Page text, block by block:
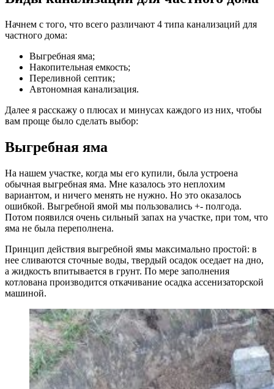
Начнем с того, что всего различают 4 типа канализаций для
частного дома:
Выгребная яма;
Накопительная емкость;
Переливной септик;
Автономная канализация.
Далее я расскажу о плюсах и минусах каждого из них, чтобы
вам проще было сделать выбор:
Выгребная яма
На нашем участке, когда мы его купили, была устроена
обычная выгребная яма. Мне казалось это неплохим
вариантом, и ничего менять не нужно. Но это оказалось
ошибкой. Выгребной ямой мы пользовались +- полгода.
Потом появился очень сильный запах на участке, при том, что
яма не была переполнена.
Принцип действия выгребной ямы максимально простой: в
нее сливаются сточные воды, твердый осадок оседает на дно,
а жидкость впитывается в грунт. По мере заполнения
котлована производится откачивание осадка ассенизаторской
машиной.